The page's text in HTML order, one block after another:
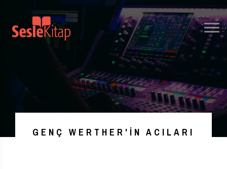
GENÇ WERTHER'IN ACILARI